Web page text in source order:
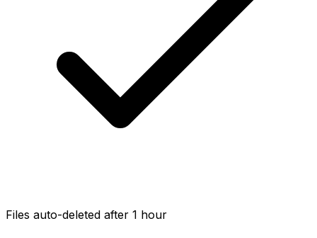
Files auto-deleted after 1 hour